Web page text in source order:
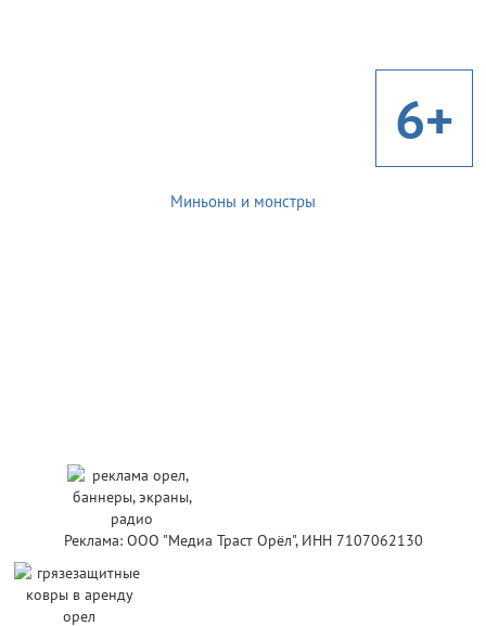
6+
Миньоны и монстры
Реклама: ООО "Медиа Траст Орёл", ИНН 7107062130